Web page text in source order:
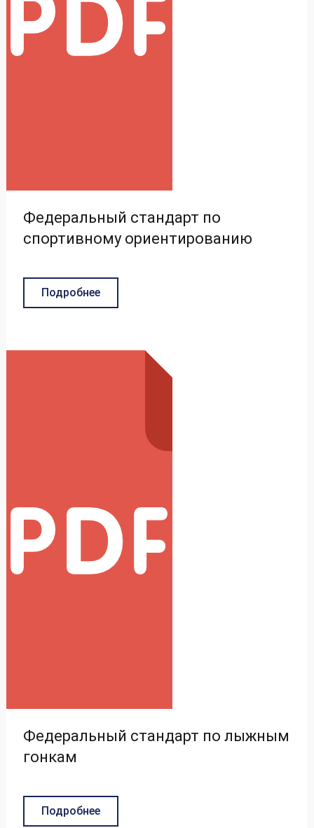
Федеральный стандарт по
спортивному ориентированию
Подробнее
Федеральный стандарт по лыжным
гонкам
Подробнее